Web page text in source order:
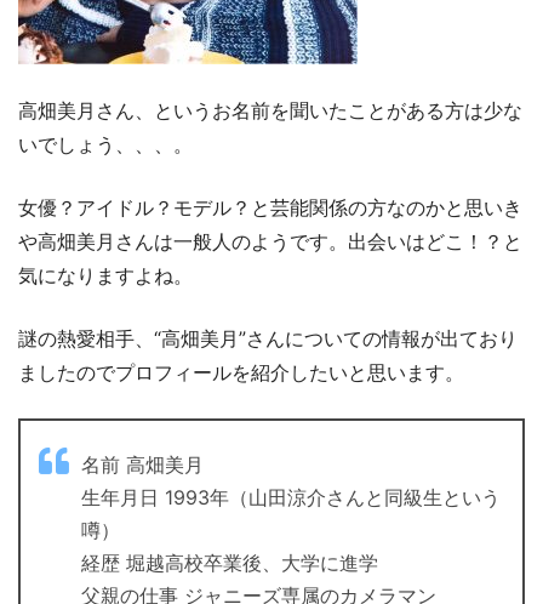
高畑美月さん、というお名前を聞いたことがある方は少な
いでしょう、、、。
女優？アイドル？モデル？と芸能関係の方なのかと思いき
や高畑美月さんは一般人のようです。出会いはどこ！？と
気になりますよね。
謎の熱愛相手、“高畑美月”さんについての情報が出ており
ましたのでプロフィールを紹介したいと思います。
名前 高畑美月
生年月日 1993年（山田涼介さんと同級生という
噂）
経歴 堀越高校卒業後、大学に進学
父親の仕事 ジャニーズ専属のカメラマン